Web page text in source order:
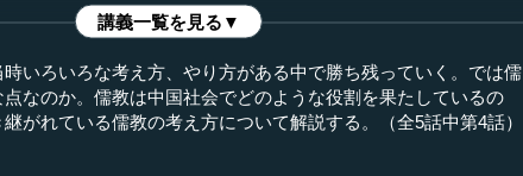
講義一覧を見る▼
いろいろな考え方、やり方がある中で勝ち残っていく。では儒
なのか。儒教は中国社会でどのような役割を果たしているの
がれている儒教の考え方について解説する。（全5話中第4話）